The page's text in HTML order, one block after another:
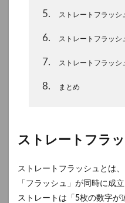
5 ストレートフラッシ
6 ストレートフラッシ
7 ストレートフラッシ
8 まとめ
ストレートフラ
ストレートフラッシュとは
「フラッシュ」が同時に成
ストレートは「5枚の数字が